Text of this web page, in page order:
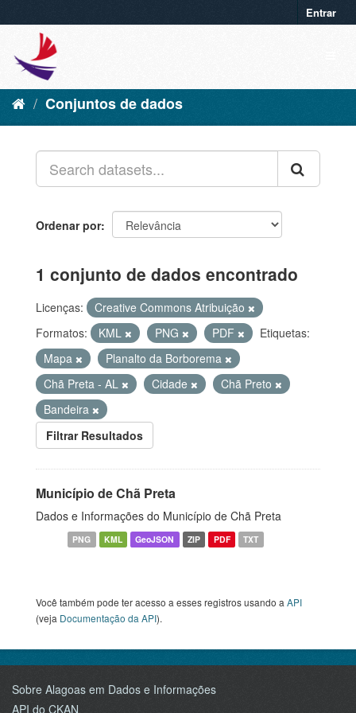
Entrar
Conjuntos de dados
Ordenar por
1 conjunto de dados encontrado
Licenças:
Creative Commons Atribuição
Formatos:
KML PNG PDF
Etiquetas:
Mapa
Planalto da Borborema
Chã Preta - AL
Cidade
Chã Preto
Bandeira
Filtrar Resultados
Município de Chã Preta
Dados e Informações do Município de Chã Preta
PNG KML GeoJSON ZIP PDF TXT
Você também pode ter acesso a esses registros usando a API
(veja Documentação da API).
Sobre Alagoas em Dados e Informações
API do CKAN